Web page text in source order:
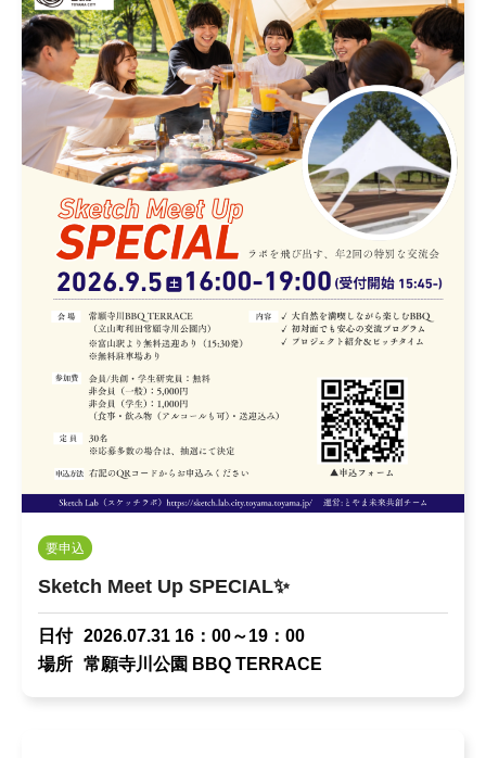
要申込
Sketch Meet Up SPECIAL✨
日付 2026.07.31 16：00～19：00
場所 常願寺川公園 BBQ TERRACE